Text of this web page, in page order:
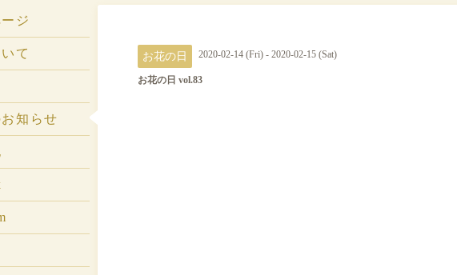
お花の日 2020-02-14 (Fri) - 2020-02-15 (Sat)
お花の日 vol.83
ジ
て
知らせ